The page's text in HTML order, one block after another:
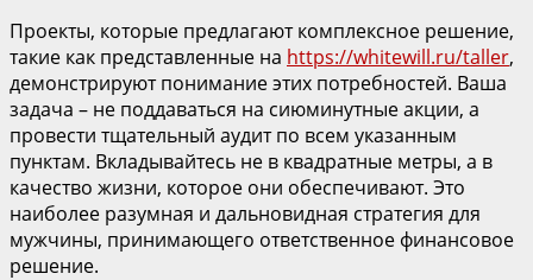
Проекты, которые предлагают комплексное решение,
такие как представленные на https://whitewill.ru/taller,
демонстрируют понимание этих потребностей. Ваша
задача – не поддаваться на сиюминутные акции, а
провести тщательный аудит по всем указанным
пунктам. Вкладывайтесь не в квадратные метры, а в
качество жизни, которое они обеспечивают. Это
наиболее разумная и дальновидная стратегия для
мужчины, принимающего ответственное финансовое
решение.